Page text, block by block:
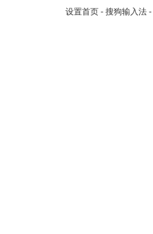
设置首页 - 搜狗输入法 -